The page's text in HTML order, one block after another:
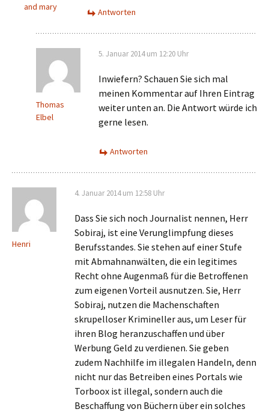
and mary
Antworten
Thomas
Elbel
5. Januar 2014 um 12:20 Uhr
Inwiefern? Schauen Sie sich mal
meinen Kommentar auf Ihren Eintrag
weiter unten an. Die Antwort würde ich
gerne lesen.
Antworten
Henri
4. Januar 2014 um 12:58 Uhr
Dass Sie sich noch Journalist nennen, Herr
Sobiraj, ist eine Verunglimpfung dieses
Berufsstandes. Sie stehen auf einer Stufe
mit Abmahnanwälten, die ein legitimes
Recht ohne Augenmaß für die Betroffenen
zum eigenen Vorteil ausnutzen. Sie, Herr
Sobiraj, nutzen die Machenschaften
skrupelloser Krimineller aus, um Leser für
ihren Blog heranzuschaffen und über
Werbung Geld zu verdienen. Sie geben
zudem Nachhilfe im illegalen Handeln, denn
nicht nur das Betreiben eines Portals wie
Torboox ist illegal, sondern auch die
Beschaffung von Büchern über ein solches